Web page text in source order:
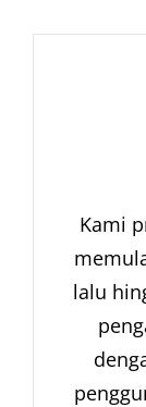
Kami
lalu